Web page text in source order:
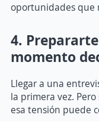
oportunidades que
4.
momento
Llegar a una
la primera vez. Pero
esa tensión puede